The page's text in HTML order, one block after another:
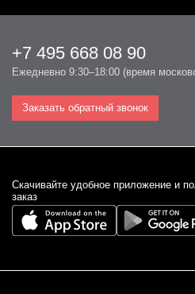
+7 495 668 08 90
Ежедневно 9:30–18:00 (время
Заказать обратный звонок
Cкачивайте удобное приложение и
заказ